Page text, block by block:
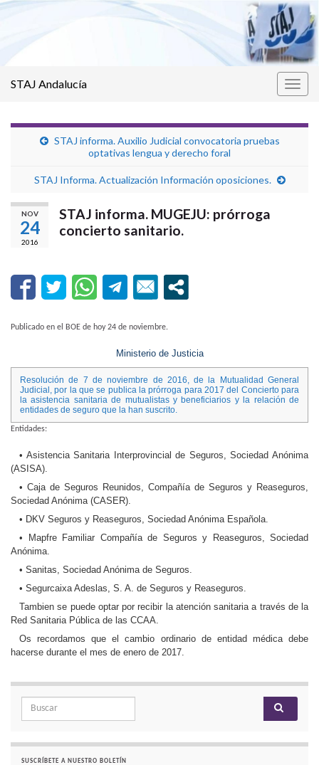
STAJ Andalucía
STAJ informa. Auxilio Judicial convocatoria pruebas
optativas lengua y derecho foral
STAJ Informa. Actualización Información oposiciones.
NOV
24
2016
STAJ informa. MUGEJU: prórroga
concierto sanitario.
​Publicado en el BOE de hoy 24 de noviembre.
Ministerio de Justicia
Resolución de 7 de noviembre de 2016, de la Mutualidad General
Judicial, por la que se publica la prórroga para 2017 del Concierto para
la asistencia sanitaria de mutualistas y beneficiarios y la relación de
entidades de seguro que la han suscrito.
Entidades:
• Asistencia Sanitaria Interprovincial de Seguros, Sociedad Anónima
(ASISA).
• Caja de Seguros Reunidos, Compañía de Seguros y Reaseguros,
Sociedad Anónima (CASER).
• DKV Seguros y Reaseguros, Sociedad Anónima Española.
• Mapfre Familiar Compañía de Seguros y Reaseguros, Sociedad
Anónima.
• Sanitas, Sociedad Anónima de Seguros.
• Segurcaixa Adeslas, S. A. de Seguros y Reaseguros.
Tambien se puede optar por recibir la atención sanitaria a través de la
Red Sanitaria Pública de las CCAA.
Os recordamos que el cambio ordinario de entidad médica debe
hacerse durante el mes de enero de 2017.
Search for:
SUSCRÍBETE A NUESTRO BOLETÍN